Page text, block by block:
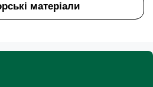
матеріали